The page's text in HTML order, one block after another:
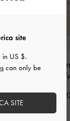
กระเป๋าโฮโบดี
฿3,590.00
site
in US $.
can only be
SITE